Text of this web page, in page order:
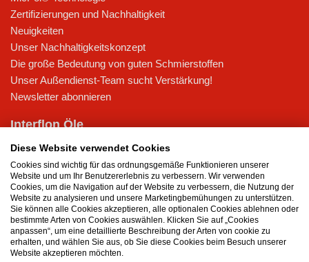
Zertifizierungen und Nachhaltigkeit
Neuigkeiten
Unser Nachhaltigkeitskonzept
Die große Bedeutung von guten Schmierstoffen
Unser Außendienst-Team sucht Verstärkung!
Newsletter abonnieren
Interflon Öle
Schmieröl für pneumatische Geräte
Schmierstoffe für Getriebe
Ölsprays
Interflon Fette
Hitzebeständige Fette
Diese Website verwendet Cookies
Cookies sind wichtig für das ordnungsgemäße Funktionieren unserer
Website und um Ihr Benutzererlebnis zu verbessern. Wir verwenden
Cookies, um die Navigation auf der Website zu verbessern, die Nutzung der
Website zu analysieren und unsere Marketingbemühungen zu unterstützen.
Sie können alle Cookies akzeptieren, alle optionalen Cookies ablehnen oder
bestimmte Arten von Cookies auswählen. Klicken Sie auf „Cookies
anpassen“, um eine detaillierte Beschreibung der Arten von cookie zu
erhalten, und wählen Sie aus, ob Sie diese Cookies beim Besuch unserer
Website akzeptieren möchten.